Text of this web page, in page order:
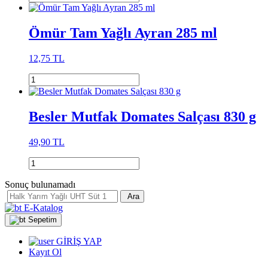
Ömür Tam Yağlı Ayran 285 ml
12,75 TL
Besler Mutfak Domates Salçası 830 g
49,90 TL
Sonuç bulunamadı
Ara
E-Katalog
Sepetim
GİRİŞ YAP
Kayıt Ol